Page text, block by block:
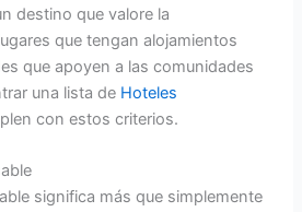
destino que valore la
que tengan alojamientos
que apoyen a las comunidades
una lista de Hoteles
con estos criterios.
significa más que simplemente